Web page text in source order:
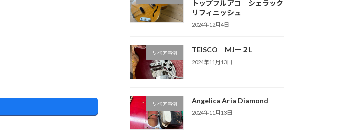
トップフルアコ シェラック
リフィニッシュ
2024年12月4日
リペア事例 TEISCO MJー２L
2024年11月13日
リペア事例 Angelica Aria Diamond
2024年11月13日